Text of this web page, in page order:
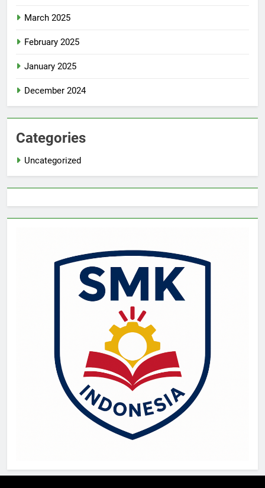
March 2025
February 2025
January 2025
December 2024
Categories
Uncategorized